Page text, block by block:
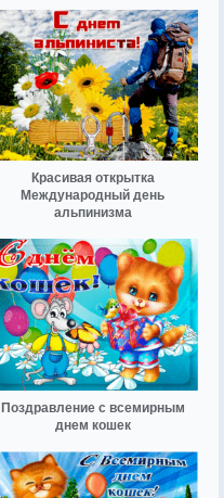
Красивая открытка
Международный день
альпинизма
Поздравление с всемирным
днем кошек